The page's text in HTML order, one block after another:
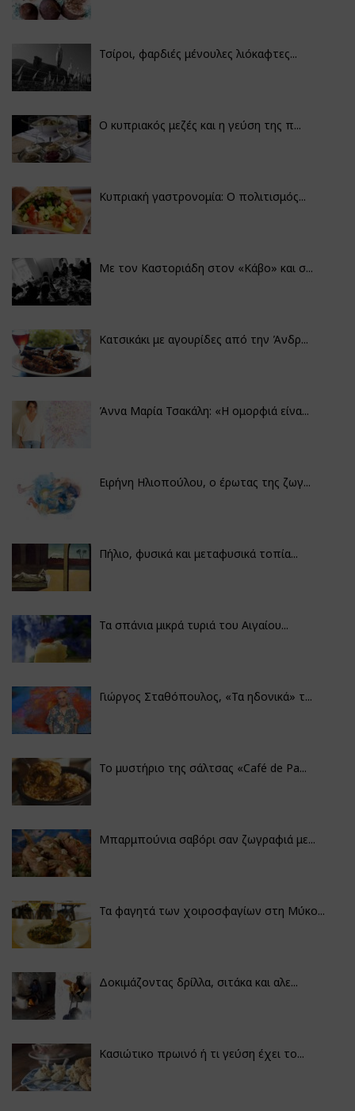
Τσίροι, φαρδιές μένουλες λιόκαφτες...
Ο κυπριακός μεζές και η γεύση της π...
Κυπριακή γαστρονομία: Ο πολιτισμός...
Με τον Καστοριάδη στον «Κάβο» και σ...
Κατσικάκι με αγουρίδες από την Άνδρ...
Άννα Μαρία Τσακάλη: «Η ομορφιά είνα...
Ειρήνη Ηλιοπούλου, ο έρωτας της ζωγ...
Πήλιο, φυσικά και μεταφυσικά τοπία...
Τα σπάνια μικρά τυριά του Αιγαίου...
Γιώργος Σταθόπουλος, «Τα ηδονικά» τ...
Το μυστήριο της σάλτσας «Café de Pa...
Μπαρμπούνια σαβόρι σαν ζωγραφιά με...
Τα φαγητά των χοιροσφαγίων στη Μύκο...
Δοκιμάζοντας δρίλλα, σιτάκα και αλε...
Κασιώτικο πρωινό ή τι γεύση έχει το...